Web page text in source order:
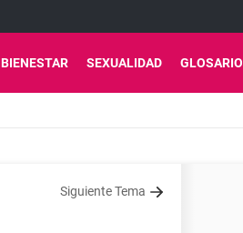
BIENESTAR SEXUALIDAD GLOSARIO
Siguiente Tema